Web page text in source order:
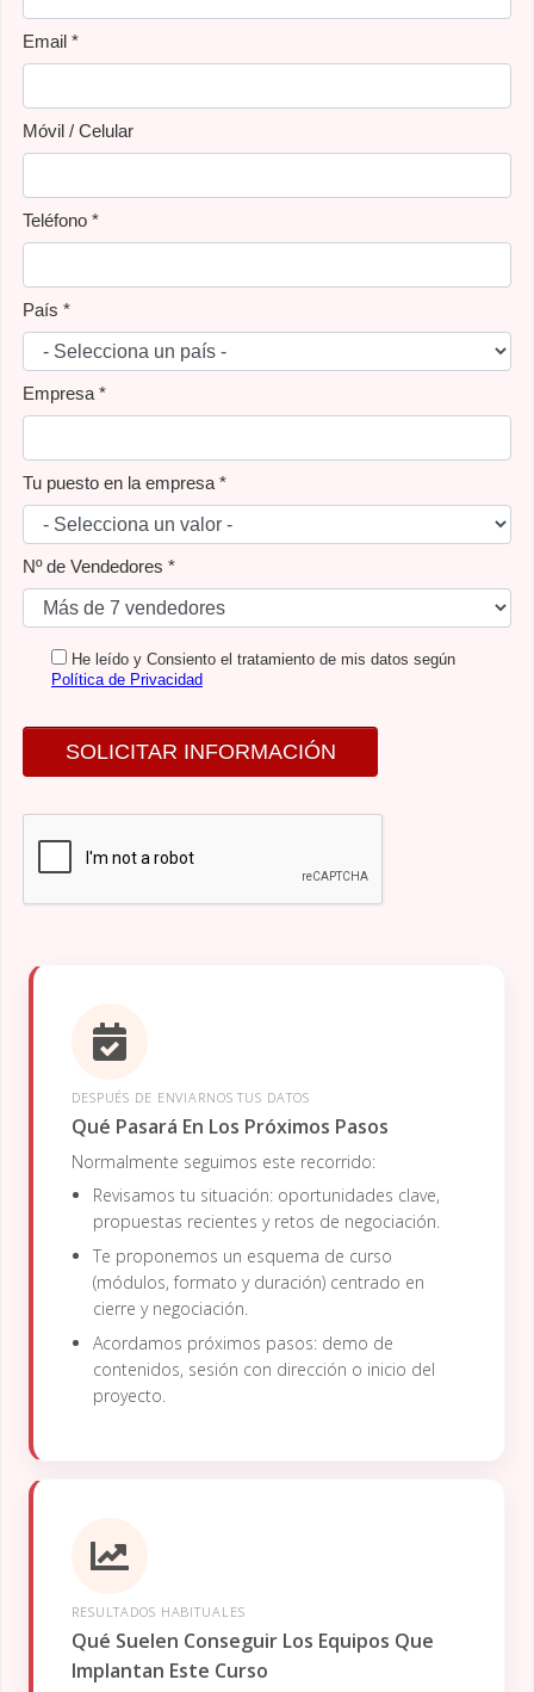
DESPUÉS DE ENVIARNOS TUS DATOS
Qué Pasará En Los Próximos Pasos
Normalmente seguimos este recorrido:
Revisamos tu situación: oportunidades clave,
propuestas recientes y retos de negociación.
Te proponemos un esquema de curso
(módulos, formato y duración) centrado en
cierre y negociación.
Acordamos próximos pasos: demo de
contenidos, sesión con dirección o inicio del
proyecto.
RESULTADOS HABITUALES
Qué Suelen Conseguir Los Equipos Que
Implantan Este Curso